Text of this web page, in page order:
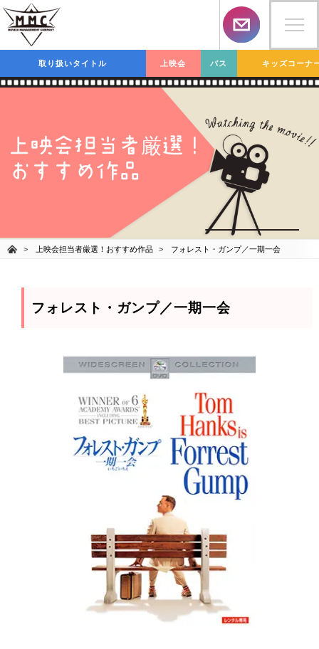
取り扱いタイトル 上映会 バス キッズコーナ
上映会担当者 厳選！
おすすめ作品
上映会担当者厳選！おすすめ作品 フォレスト・ガンプ／一期一会
フォレスト・ガンプ／一期一会